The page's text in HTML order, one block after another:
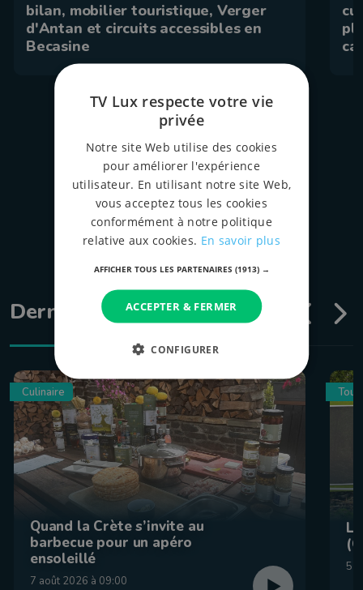
bilan, mobilier touristique, Verger
d'Antan et circuits accessibles en
Becasine
tous les épispodes
Dernières émissions
Culinaire
Quand la Crète s’invite au
barbecue pour un apéro
ensoleillé
7 août 2026 à 09:00
5
TV Lux respecte votre vie
privée
Notre site Web utilise des cookies
pour améliorer l'expérience
utilisateur. En utilisant notre site Web,
vous acceptez tous les cookies
conformément à notre politique
relative aux cookies. En savoir plus
AFFICHER TOUS LES PARTENAIRES (1913) →
ACCEPTER & FERMER
CONFIGURER